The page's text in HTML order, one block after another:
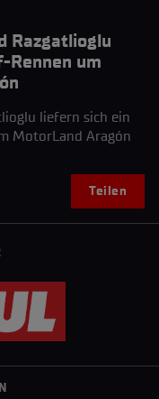
Razgatlioglu
Rennen um
liefern sich ein
MotorLand Aragón
Teilen